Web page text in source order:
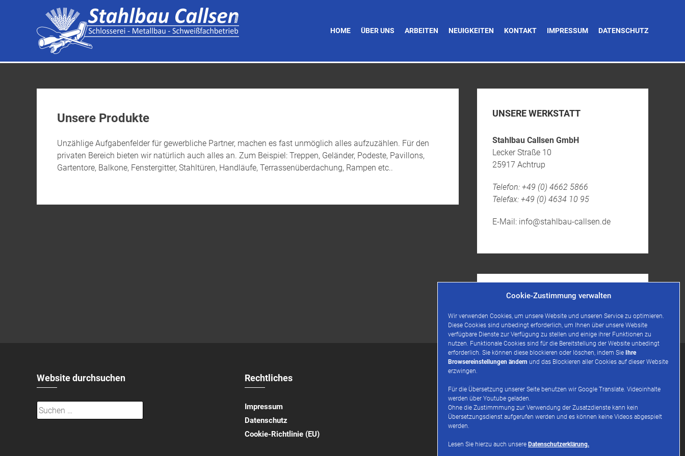
Cookie-Zustimmung verwalten
Wir verwenden Cookies, um unsere Website und unseren Service zu optimieren.
Diese Cookies sind unbedingt erforderlich, um Ihnen über unsere Website
verfügbare Dienste zur Verfügung zu stellen und einige ihrer Funktionen zu
nutzen. Funktionale Cookies sind für die Bereitstellung der Website unbedingt
erforderlich. Sie können diese blockieren oder löschen, indem Sie
Ihre
Browsereinstellungen ändern und das Blockieren aller Cookies auf dieser Website
erzwingen.
Für die Übersetzung unserer Seite benutzen wir Google Translate. Videoinhalte
werden über Youtube geladen.
Ohne die Zustimmmung zur Verwendung der Zusatzdienste kann kein
Übersetzungsdienst aufgerufen werden und es können keine Videos abgespielt
werden.
Lesen Sie hierzu auch unsere Datenschutzerklärung.
HOME ÜBER UNS ARBEITEN NEUIGKEITEN KONTAKT IMPRESSUM DATENSCHUTZ
Unsere Produkte
Unzählige Aufgabenfelder für gewerbliche Partner, machen es fast unmöglich alles aufzuzählen. Für den
privaten Bereich bieten wir natürlich auch alles an. Zum Beispiel: Treppen, Geländer, Podeste, Pavillons,
Gartentore, Balkone, Fenstergitter, Stahltüren, Handläufe, Terrassenüberdachung, Rampen etc..
UNSERE WERKSTATT
Stahlbau Callsen GmbH
Lecker Straße 10
25917 Achtrup
Telefon: +49 (0) 4662 5866
Telefax: +49 (0) 4634 10 95
E-Mail: info@stahlbau-callsen.de
Suchen
Website durchsuchen
Suchen
nach:
Rechtliches
Impressum
Datenschutz
Cookie-Richtlinie (EU)